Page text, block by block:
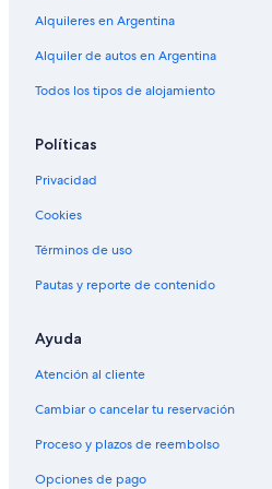
Alquiler de autos cerca de Arena Maipú
Alquiler de autos cerca de Dorrego
Alquiler de autos en Maipú
Alquiler de autos en Guaymallén
Alquiler de autos en Las Vegas
Alquileres en Argentina
Alquiler de autos en Argentina
Todos los tipos de alojamiento
Políticas
Privacidad
Cookies
Términos de uso
Pautas y reporte de contenido
Ayuda
Atención al cliente
Cambiar o cancelar tu reservación
Proceso y plazos de reembolso
Opciones de pago